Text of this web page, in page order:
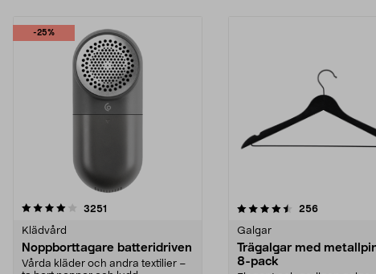
-25%
3251
Klädvård
Noppborttagare batteridriven
Vårda kläder och andra textilier –
4.5av 5 stjärnor 256recensioner
Galgar
Trägalgar med
8-pack
4.0av 5 stjärnor